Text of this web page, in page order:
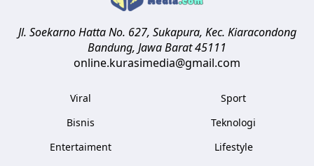
Jl. Soekarno Hatta No. 627, Sukapura, Kec. Kiaracondong
Bandung, Jawa Barat45111
online.kurasimedia@gmail.com
Viral
Bisnis
Entertaiment
Sport
Teknologi
Lifestyle